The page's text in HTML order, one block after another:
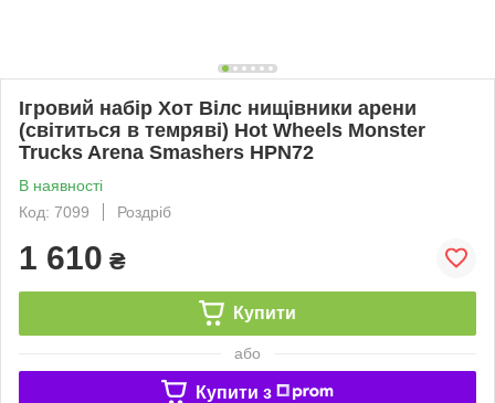
Ігровий набір Хот Вілс нищівники арени
(світиться в темряві) Hot Wheels Monster
Trucks Arena Smashers HPN72
В наявності
Код: 7099
Роздріб
1 610 ₴
Купити
або
Купити з